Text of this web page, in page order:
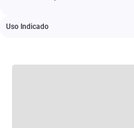
Uso Indicado